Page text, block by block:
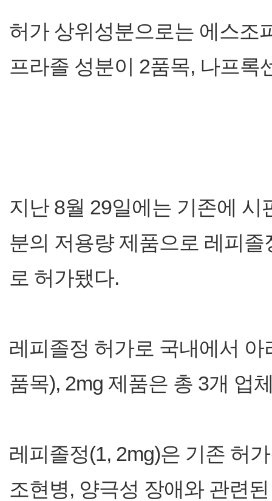
허가 상위성분으로는 에스조
프라졸 성분이 2품목, 나프록
지난 8월 29일에는 기존에 시
분의 저용량 제품으로 레피
로 허가됐다.
레피졸정 허가로 국내에서
품목), 2mg 제품은 총 3개 업
레피졸정(1, 2mg)은 기존 허
조현병, 양극성 장애와 관련